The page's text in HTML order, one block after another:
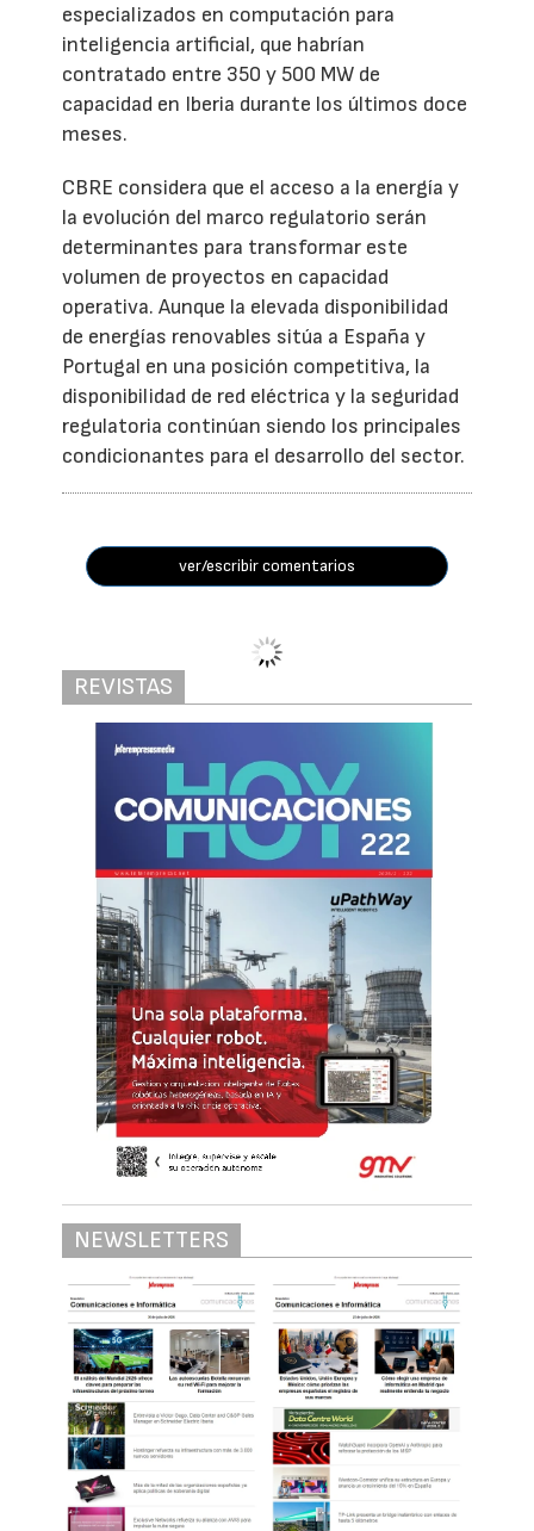
especializados en computación para
inteligencia artificial, que habrían
contratado entre 350 y 500 MW de
capacidad en Iberia durante los últimos doce
meses.
CBRE considera que el acceso a la energía y
la evolución del marco regulatorio serán
determinantes para transformar este
volumen de proyectos en capacidad
operativa. Aunque la elevada disponibilidad
de energías renovables sitúa a España y
Portugal en una posición competitiva, la
disponibilidad de red eléctrica y la seguridad
regulatoria continúan siendo los principales
condicionantes para el desarrollo del sector.
ver/escribir comentarios
Un desafío estructural para la economía
digital
¿Por qué faltan
profesionales
tecnológicos?
Redacción Interempresas 04/08/2026
388
La escasez de talento digital es uno de los
principales obstáculos para la
transformación tecnológica de empresas y
administraciones. Aunque la demanda de
especialistas en inteligencia artificial,
ciberseguridad, cloud computing, análisis
de datos o computación cuántica no deja
de crecer, la oferta de profesionales
cualificados evoluciona a un ritmo
considerablemente más lento. El resultado
es una brecha que, según los expertos, no
responde a una única causa, sino a la
combinación de factores educativos,
demográficos, económicos y tecnológicos.
Según el informe 'Future of Jobs Report
2025', del World Economic Forum, el 63% de